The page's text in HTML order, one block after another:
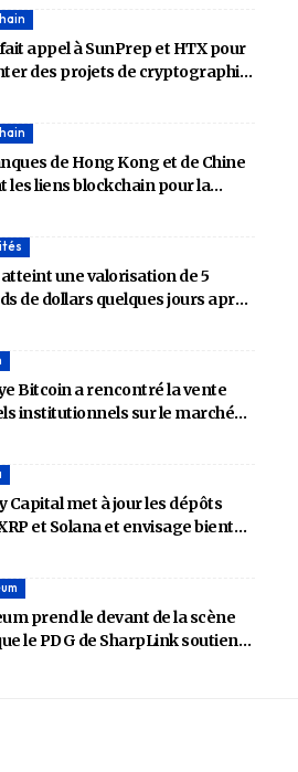
appel à SunPrep et HTX pour
des projets de cryptographie
de Hong Kong et de Chine
les liens blockchain pour la
une valorisation de 5
de dollars quelques jours après
de dollars
Bitcoin a rencontré la vente
institutionnels sur le marché
Capital met à jour les dépôts
XRP et Solana et envisage bientôt
prend le devant de la scène
le PDG de SharpLink soutient